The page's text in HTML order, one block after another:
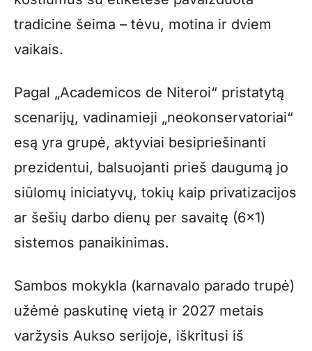
tradicine šeima – tėvu, motina ir dviem
vaikais.
Pagal „Academicos de Niteroi“ pristatytą
scenarijų, vadinamieji „neokonservatoriai“
esą yra grupė, aktyviai besipriešinanti
prezidentui, balsuojanti prieš daugumą jo
siūlomų iniciatyvų, tokių kaip privatizacijos
ar šešių darbo dienų per savaitę (6×1)
sistemos panaikinimas.
Sambos mokykla (karnavalo parado trupė)
užėmė paskutinę vietą ir 2027 metais
varžysis Aukso serijoje, iškritusi iš